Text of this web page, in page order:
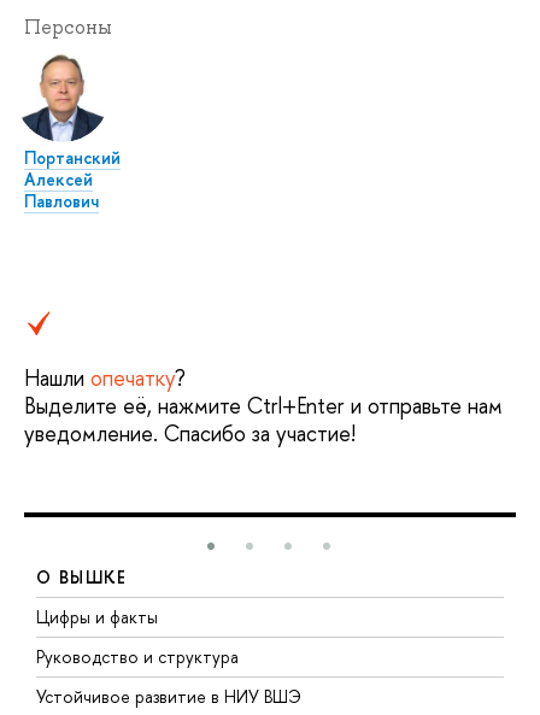
Персоны
Портанский
Алексей
Павлович
Нашли опечатку?
Выделите её, нажмите Ctrl+Enter и отправьте нам
уведомление. Спасибо за участие!
О ВЫШКЕ
Цифры и факты
Руководство и структура
Устойчивое развитие в НИУ ВШЭ